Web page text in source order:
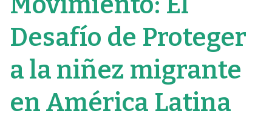
Desafío de Proteger
a la niñez migrante
en América Latina